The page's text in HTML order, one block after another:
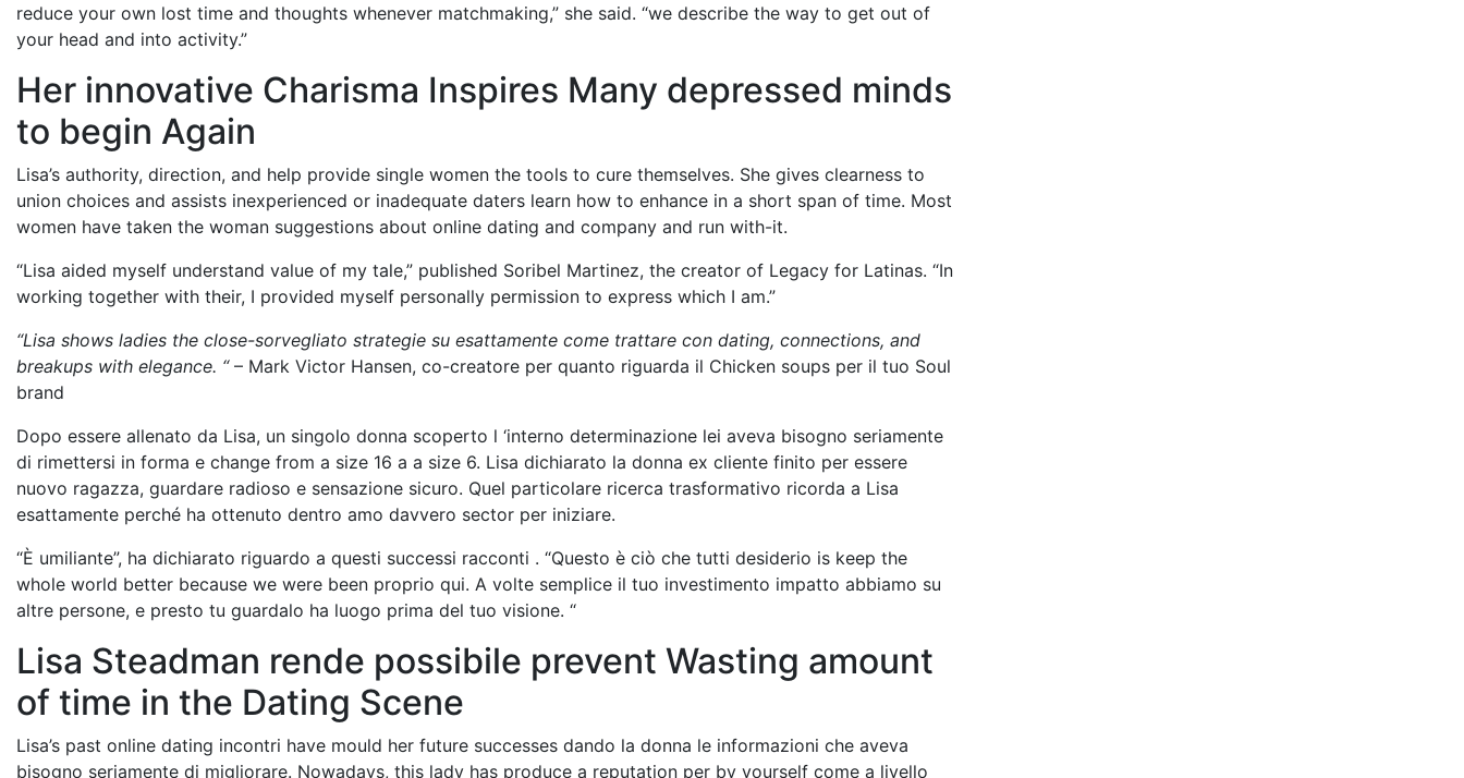
reduce your own lost time and thoughts whenever matchmaking,” she said. “we describe the way to get out of
your head and into activity.”
Her innovative Charisma Inspires Many depressed minds
to begin Again
Lisa’s authority, direction, and help provide single women the tools to cure themselves. She gives clearness to
union choices and assists inexperienced or inadequate daters learn how to enhance in a short span of time. Most
women have taken the woman suggestions about online dating and company and run with-it.
“Lisa aided myself understand value of my tale,” published Soribel Martinez, the creator of Legacy for Latinas. “In
working together with their, I provided myself personally permission to express which I am.”
“Lisa shows ladies the close-sorvegliato strategie su esattamente come trattare con dating, connections, and
breakups with elegance. “– Mark Victor Hansen, co-creatore per quanto riguarda il Chicken soups per il tuo Soul
brand
Dopo essere allenato da Lisa, un singolo donna scoperto l ‘interno determinazione lei aveva bisogno seriamente
di rimettersi in forma e change from a size 16 a a size 6. Lisa dichiarato la donna ex cliente finito per essere
nuovo ragazza, guardare radioso e sensazione sicuro. Quel particolare ricerca trasformativo ricorda a Lisa
esattamente perché ha ottenuto dentro amo davvero sector per iniziare.
“È umiliante”, ha dichiarato riguardo a questi successi racconti . “Questo è ciò che tutti desiderio is keep the
whole world better because we were been proprio qui. A volte semplice il tuo investimento impatto abbiamo su
altre persone, e presto tu guardalo ha luogo prima del tuo visione. “
Lisa Steadman rende possibile prevent Wasting amount
of time in the Dating Scene
Lisa’s past online dating incontri have mould her future successes dando la donna le informazioni che aveva
bisogno seriamente di migliorare. Nowadays, this lady has produce a reputation per by yourself come a livello